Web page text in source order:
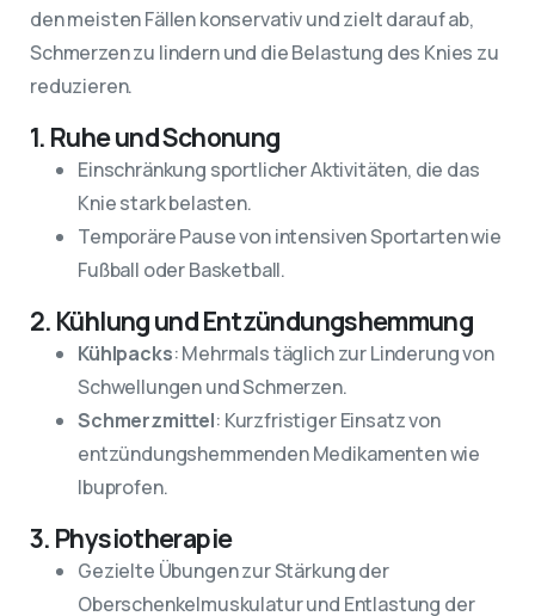
den meisten Fällen konservativ und zielt darauf ab,
Schmerzen zu lindern und die Belastung des Knies zu
reduzieren.
1. Ruhe und Schonung
Einschränkung sportlicher Aktivitäten, die das
Knie stark belasten.
Temporäre Pause von intensiven Sportarten wie
Fußball oder Basketball.
2. Kühlung und Entzündungshemmung
Kühlpacks: Mehrmals täglich zur Linderung von
Schwellungen und Schmerzen.
Schmerzmittel: Kurzfristiger Einsatz von
entzündungshemmenden Medikamenten wie
Ibuprofen.
3. Physiotherapie
Gezielte Übungen zur Stärkung der
Oberschenkelmuskulatur und Entlastung der